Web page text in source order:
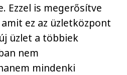
Ezzel is megerősítve
ez az üzletközpont
üzlet a többiek
nem
mindenki